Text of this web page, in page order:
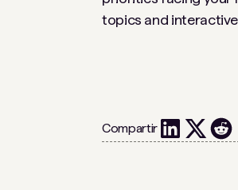
topics and
Compartir